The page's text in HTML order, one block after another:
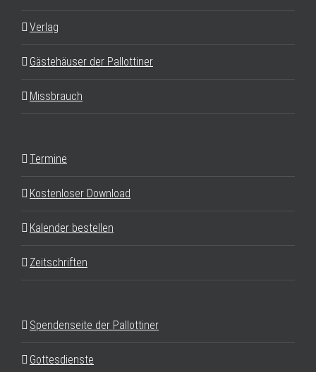
Verlag
Gästehäuser der Pallottiner
Missbrauch
Termine
Kostenloser Download
Kalender bestellen
Zeitschriften
Spendenseite der Pallottiner
Gottesdienste